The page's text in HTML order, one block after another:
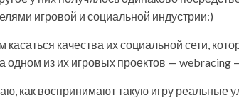
игровой и социальной индустрии:)
касаться качества их социальной сети,
одном из их игровых проектов — webracing
как воспринимают такую игру реальные